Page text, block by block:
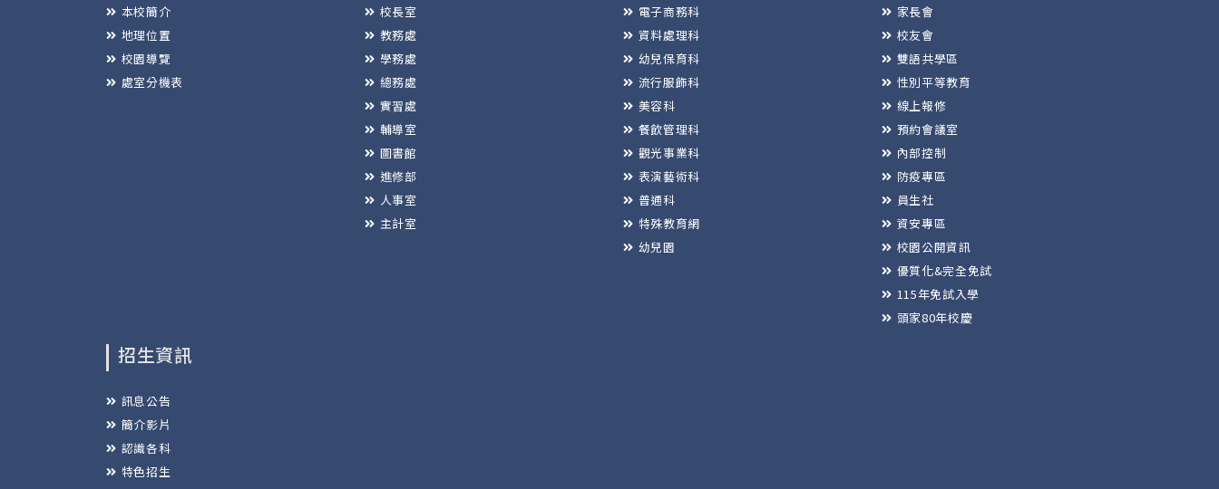
本校簡介
地理位置
校園導覽
處室分機表
校長室
教務處
學務處
總務處
實習處
輔導室
圖書館
進修部
人事室
主計室
電子商務科
資料處理科
幼兒保育科
流行服飾科
美容科
餐飲管理科
觀光事業科
表演藝術科
普通科
特殊教育網
幼兒園
家長會
校友會
雙語共學區
性別平等教育
線上報修
預約會議室
內部控制
防疫專區
員生社
資安專區
校園公開資訊
優質化&完全免試
115年免試入學
頭家80年校慶
招生資訊
訊息公告
簡介影片
認識各科
特色招生